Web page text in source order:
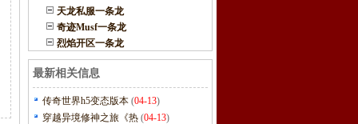
天龙私服一条龙
奇迹Musf一条龙
烈焰开区一条龙
最新相关信息
传奇世界h5变态版本 (04-13)
穿越异境修神之旅《热 (04-13)